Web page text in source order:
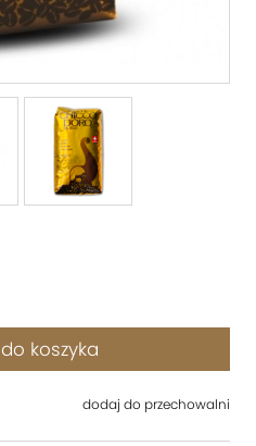
do koszyka
dodaj do przechowalni